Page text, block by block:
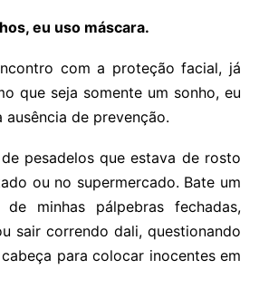
eu uso máscara.
com a proteção facial, já
que seja somente um sonho, eu
de prevenção.
pesadelos que estava de rosto
ou no supermercado. Bate um
minhas pálpebras fechadas,
sair correndo dali, questionando
para colocar inocentes em